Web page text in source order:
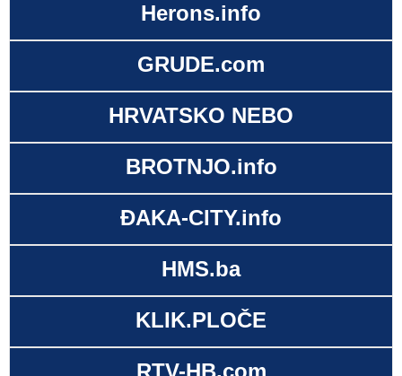
Herons.info
GRUDE.com
HRVATSKO NEBO
BROTNJO.info
ĐAKA-CITY.info
HMS.ba
KLIK.PLOČE